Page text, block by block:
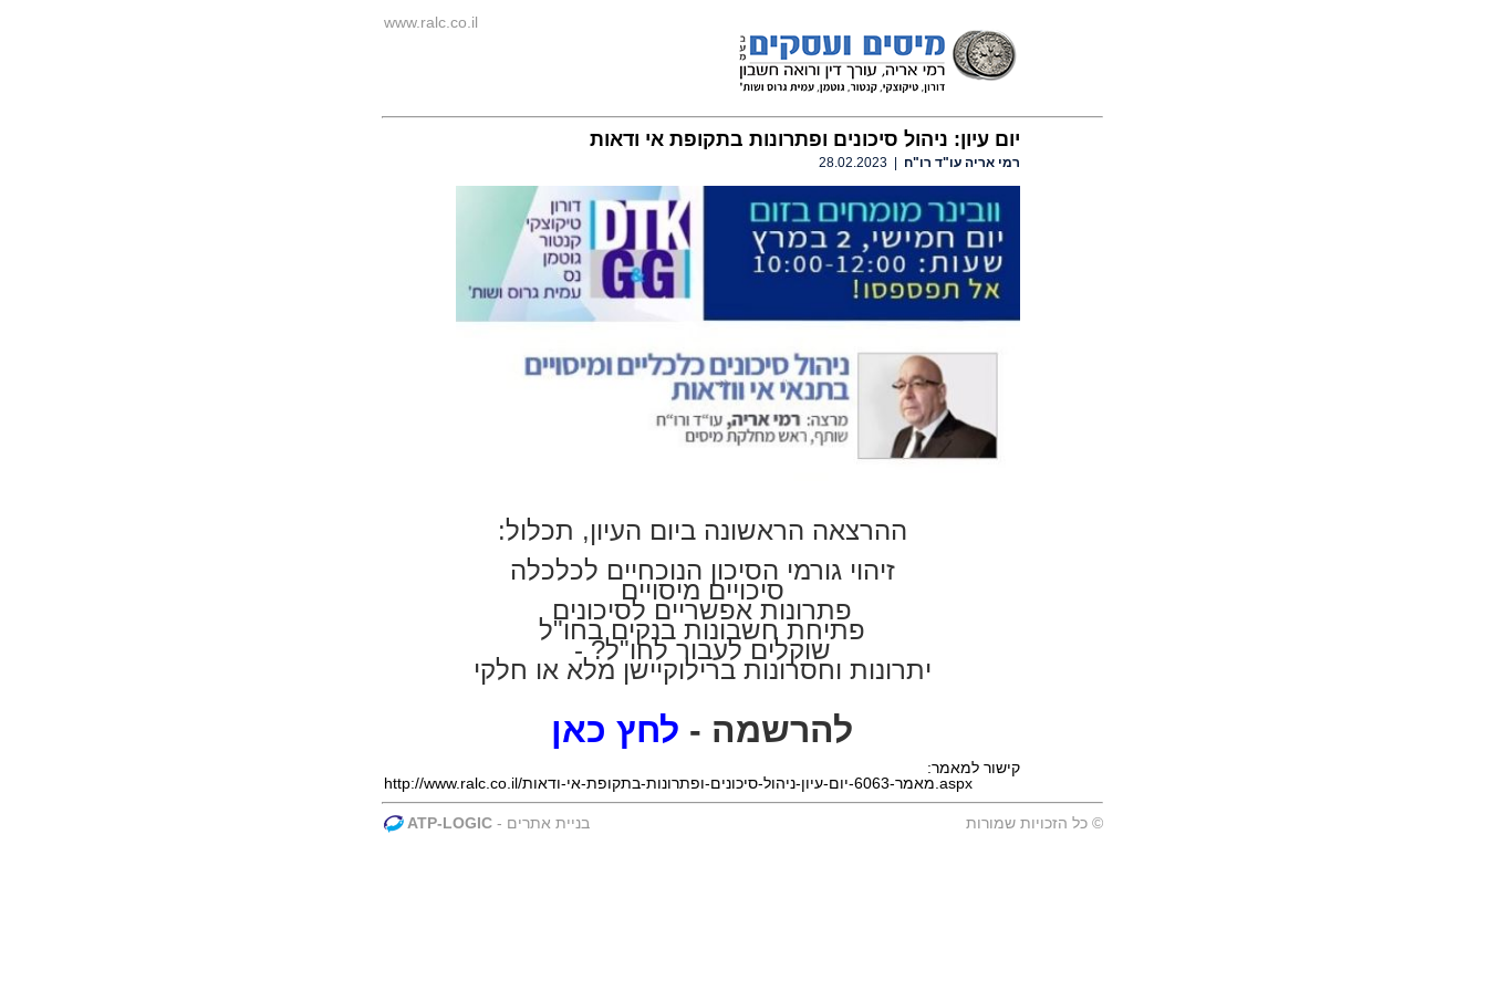
www.ralc.co.il
יום עיון: ניהול סיכונים ופתרונות בתקופת אי ודאות
רמי אריה עו"ד רו"ח | 28.02.2023
ההרצאה הראשונה ביום העיון, תכלול:
זיהוי גורמי הסיכון הנוכחיים לכלכלה
סיכויים מיסויים
פתרונות אפשריים לסיכונים
פתיחת חשבונות בנקים בחו"ל
שוקלים לעבור לחו"ל? -
יתרונות וחסרונות ברילוקיישן מלא או חלקי
להרשמה - לחץ כאן
קישור למאמר:
http://www.ralc.co.il/מאמר-6063-יום-עיון-ניהול-סיכונים-ופתרונות-בתקופת-אי-ודאות.aspx
© כל הזכויות שמורות ATP-LOGIC - בניית אתרים